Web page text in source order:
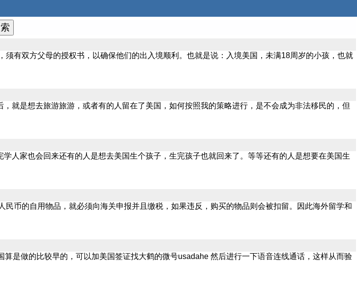
有双方父母的授权书，以确保他们的出入境顺利。也就是说：入境美国，未满18周岁的小孩，也就
就是想去旅游旅游，或者有的人留在了美国，如何按照我的策略进行，是不会成为非法移民的，但
人家也会回来还有的人是想去美国生个孩子，生完孩子也就回来了。等等还有的人是想要在美国生
币的自用物品，就必须向海关申报并且缴税，如果违反，购买的物品则会被扣留。因此海外留学和
是做的比较早的，可以加美国签证找大鹤的微号usadahe 然后进行一下语音连线通话，这样从而验